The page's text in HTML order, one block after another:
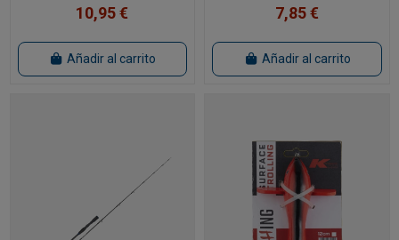
10,95 €
Añadir al carrito
7,85 €
Añadir al carrito